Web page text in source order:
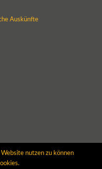
Auskünfte
nutzen zu können